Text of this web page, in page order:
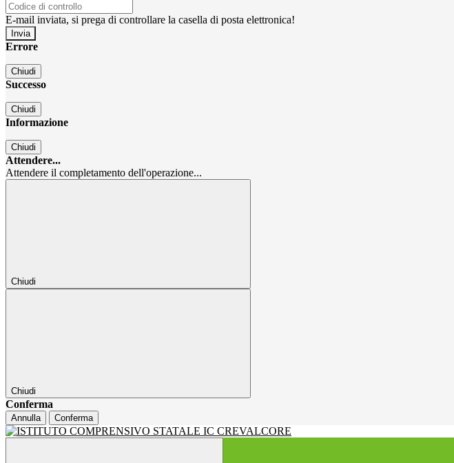
E-mail inviata, si prega di controllare la casella di posta elettronica!
Errore
Chiudi
Successo
Chiudi
Informazione
Chiudi
Attendere...
Attendere il completamento dell'operazione...
Chiudi
Chiudi
Conferma
Annulla Conferma